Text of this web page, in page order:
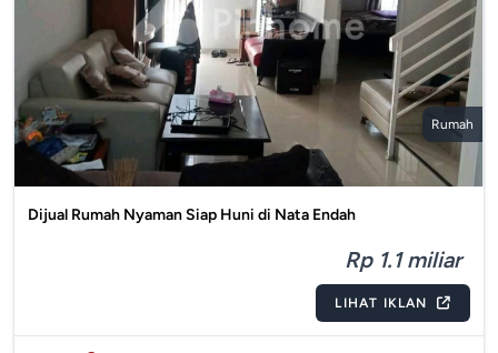
Rumah
Dijual Rumah Nyaman Siap Huni di Nata Endah
Rp 1.1 miliar
LIHAT IKLAN